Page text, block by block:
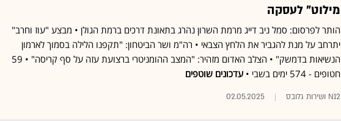
מילוט" לעסקה
הותר לפרסום: סמל ניב דייג מרמת השרון נהרג בתאונת דרכים ברמת הגולן • מבצע "עוז וחרב"
יתרחב על מנת להגביר את הלחץ הצבאי • רה"מ ושר הביטחון: "תקפנו הלילה בסמוך לארמון
הנשיאות בדמשק" • הצלב האדום מזהיר: "המצב ההומניטרי ברצועת עזה על סף קריסה" • 59
חטופים - 574 ימים בשבי •
עדכונים שוטפים
N12 ושירות גלובס 02.05.2025